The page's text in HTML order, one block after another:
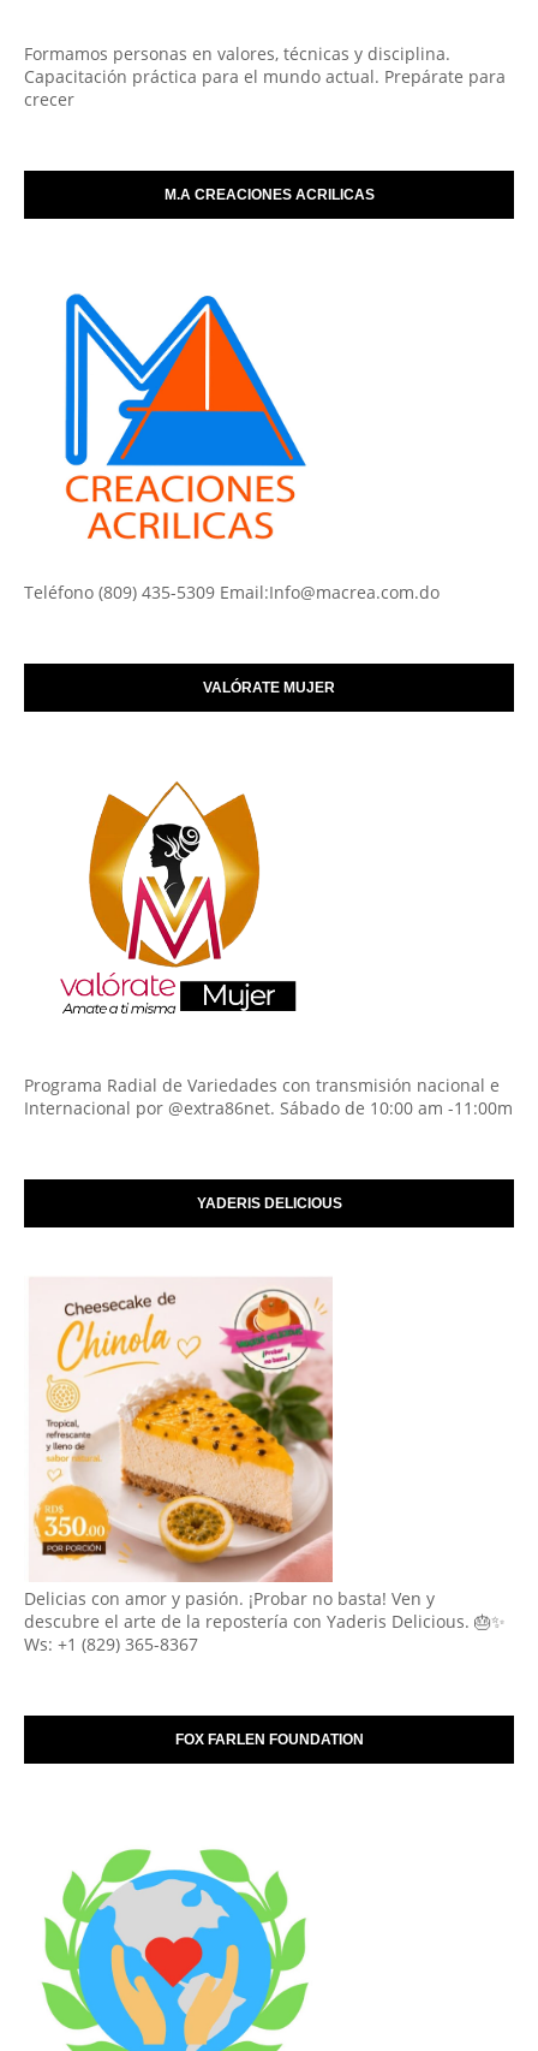
Formamos personas en valores, técnicas y disciplina.
Capacitación práctica para el mundo actual. Prepárate para
crecer
M.A CREACIONES ACRILICAS
Teléfono (809) 435-5309 Email:Info@macrea.com.do
VALÓRATE MUJER
Programa Radial de Variedades con transmisión nacional e
Internacional por @extra86net. Sábado de 10:00 am -11:00m
YADERIS DELICIOUS
Delicias con amor y pasión. ¡Probar no basta! Ven y
descubre el arte de la repostería con Yaderis Delicious. 🎂✨
Ws: +1 (829) 365-8367
FOX FARLEN FOUNDATION